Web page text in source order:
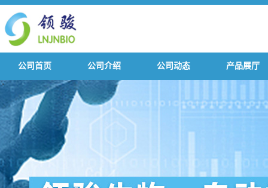
公司首页 公司介绍 公司动态 产品展厅